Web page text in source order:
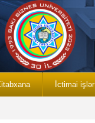
İctimai işlər